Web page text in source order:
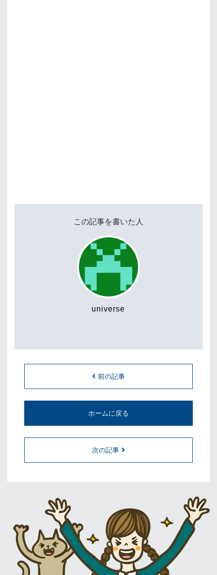
この記事を書いた人
universe
前の記事
ホームに戻る
次の記事